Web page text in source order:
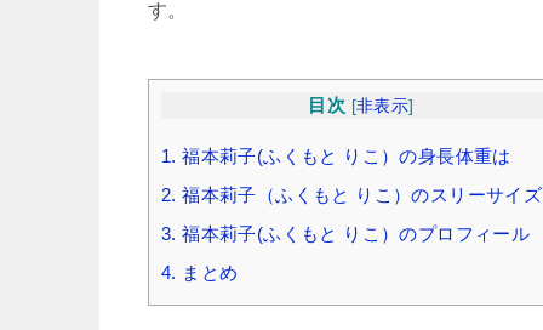
す。
目次 [非表示]
1. 福本莉子(ふくもと りこ）の身長体重は
2. 福本莉子（ふくもと りこ）のスリーサイ
3. 福本莉子(ふくもと りこ）のプロフィール
4. まとめ